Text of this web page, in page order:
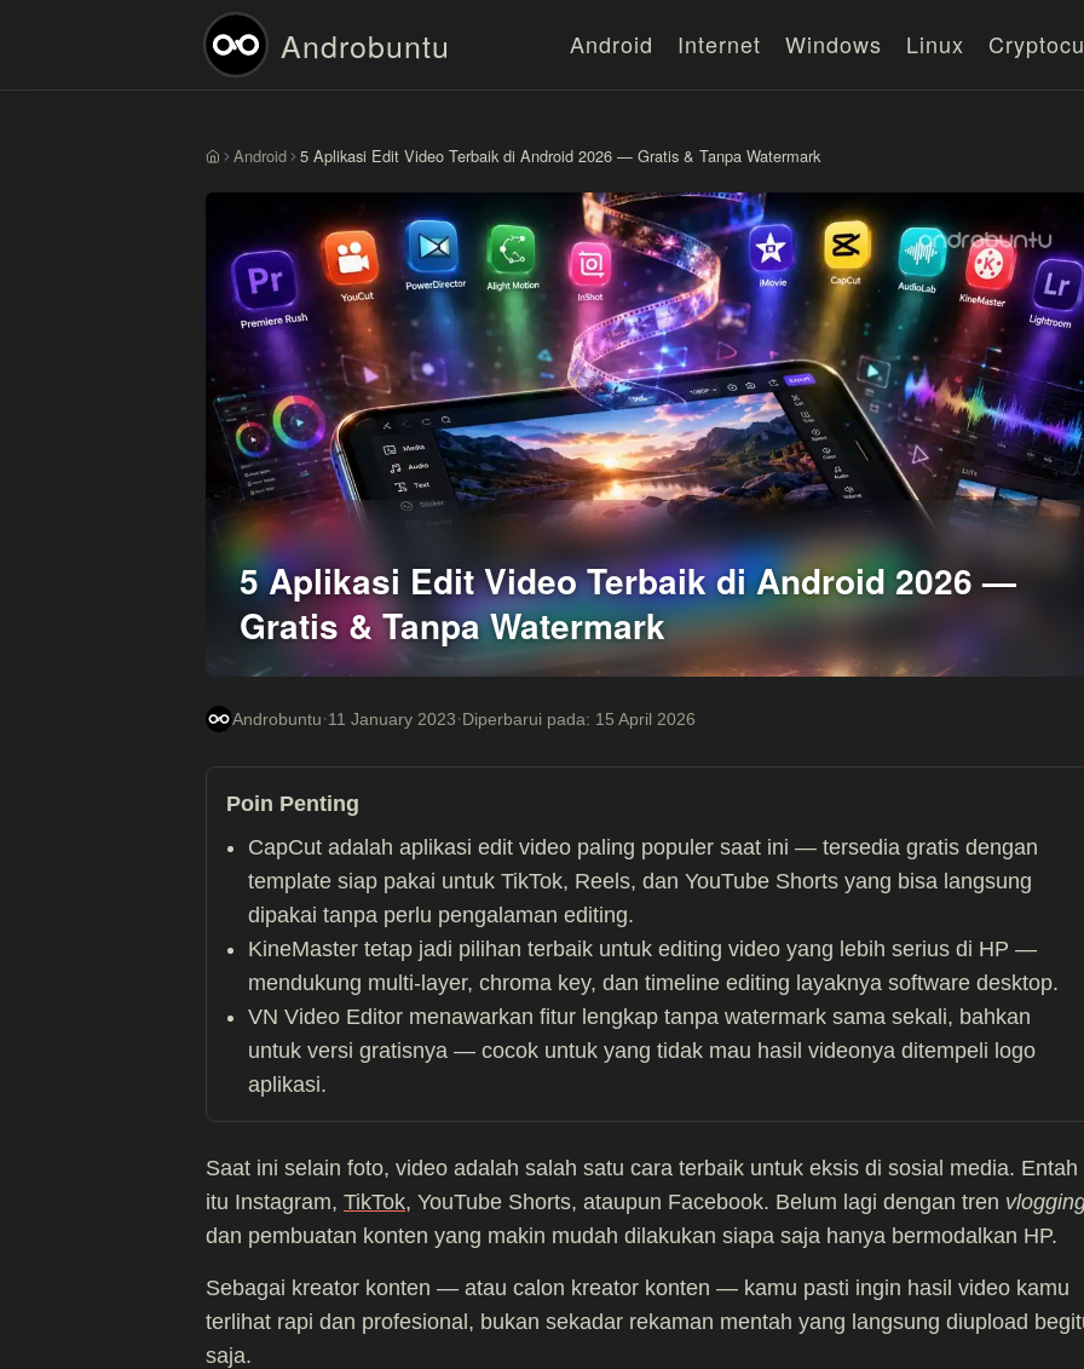
Androbuntu Android Internet Windows Linux
BerandaAndroid 5 Aplikasi Edit Video Terbaik di Android 2026 — Gratis & Tanpa Watermark
5 Aplikasi Edit Video Terbaik di Android 2026 —
Gratis & Tanpa Watermark
Androbuntu·11 January 2023·Diperbarui pada: 15 April 2026
Poin Penting
CapCut adalah aplikasi edit video paling populer saat ini — tersedia gratis dengan
template siap pakai untuk TikTok, Reels, dan YouTube Shorts yang bisa langsung
dipakai tanpa perlu pengalaman editing.
KineMaster tetap jadi pilihan terbaik untuk editing video yang lebih serius di HP —
mendukung multi-layer, chroma key, dan timeline editing layaknya software desktop.
VN Video Editor menawarkan fitur lengkap tanpa watermark sama sekali, bahkan
untuk versi gratisnya — cocok untuk yang tidak mau hasil videonya ditempeli logo
aplikasi.
Saat ini selain foto, video adalah salah satu cara terbaik untuk eksis di sosial media. Entah
itu Instagram, TikTok, YouTube Shorts, ataupun Facebook. Belum lagi dengan tren
dan pembuatan konten yang makin mudah dilakukan siapa saja hanya bermodalkan HP.
Sebagai kreator konten — atau calon kreator konten — kamu pasti ingin hasil video kamu
terlihat rapi dan profesional, bukan sekadar rekaman mentah yang langsung diupload
saja.